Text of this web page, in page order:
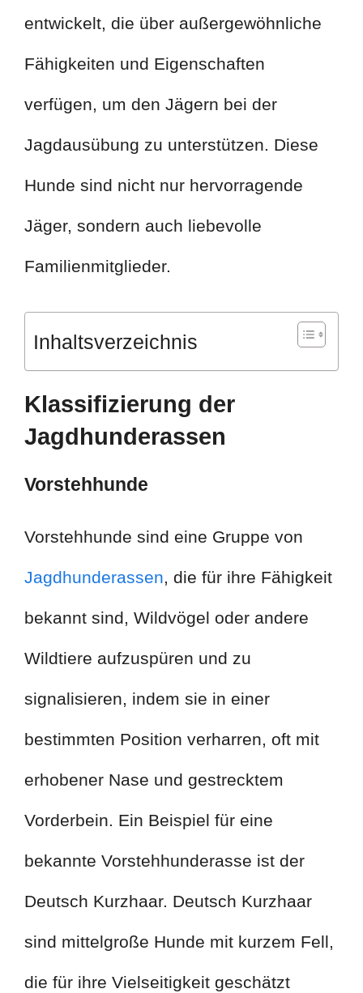
entwickelt, die über außergewöhnliche
Fähigkeiten und Eigenschaften
verfügen, um den Jägern bei der
Jagdausübung zu unterstützen. Diese
Hunde sind nicht nur hervorragende
Jäger, sondern auch liebevolle
Familienmitglieder.
Inhaltsverzeichnis
Klassifizierung der
Jagdhunderassen
Vorstehhunde
Vorstehhunde sind eine Gruppe von
Jagdhunderassen, die für ihre Fähigkeit
bekannt sind, Wildvögel oder andere
Wildtiere aufzuspüren und zu
signalisieren, indem sie in einer
bestimmten Position verharren, oft mit
erhobener Nase und gestrecktem
Vorderbein. Ein Beispiel für eine
bekannte Vorstehhunderasse ist der
Deutsch Kurzhaar. Deutsch Kurzhaar
sind mittelgroße Hunde mit kurzem Fell,
die für ihre Vielseitigkeit geschätzt